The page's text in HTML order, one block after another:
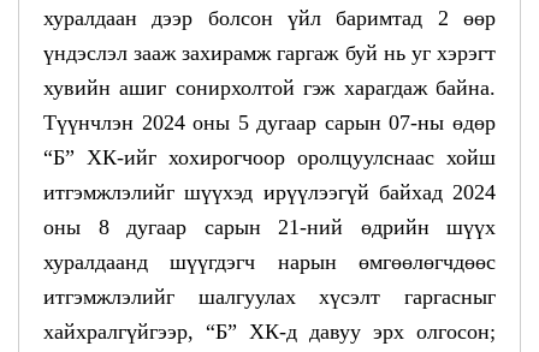
хуралдаан дээр болсон үйл баримтад 2 өөр
үндэслэл зааж захирамж гаргаж буй нь уг хэрэгт
хувийн ашиг сонирхолтой гэж харагдаж байна.
Түүнчлэн 2024 оны 5 дугаар сарын 07-ны өдөр
“Б” ХК-ийг хохирогчоор оролцуулснаас хойш
итгэмжлэлийг шүүхэд ирүүлээгүй байхад 2024
оны 8 дугаар сарын 21-ний өдрийн шүүх
хуралдаанд шүүгдэгч нарын өмгөөлөгчдөөс
итгэмжлэлийг шалгуулах хүсэлт гаргасныг
хайхралгүйгээр, “Б” ХК-д давуу эрх олгосон;